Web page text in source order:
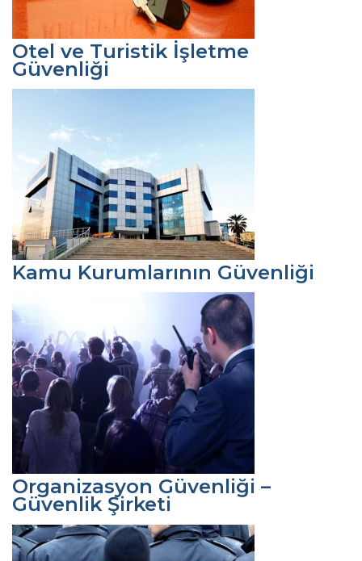
Otel ve Turistik İşletme
Güvenliği
Kamu Kurumlarının Güvenliği
Organizasyon Güvenliği –
Güvenlik Şirketi